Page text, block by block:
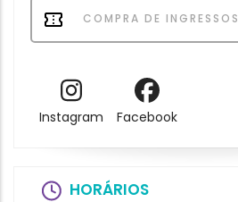
COMPRA DE INGRESSOS
Instagram Facebook
HORÁRIOS